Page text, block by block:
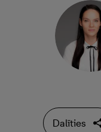
Dalīties